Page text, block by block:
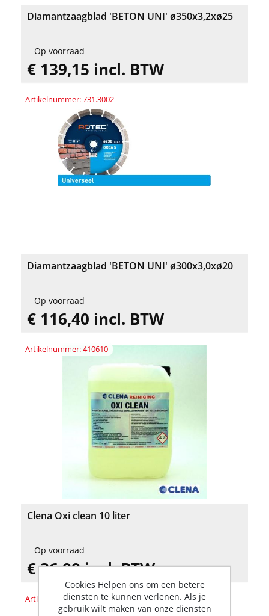
Diamantzaagblad 'BETON UNI' ø350x3,2xø25
Op voorraad
€ 139,15 incl. BTW
Artikelnummer: 731.3002
Diamantzaagblad 'BETON UNI' ø300x3,0xø20
Op voorraad
€ 116,40 incl. BTW
Artikelnummer: 410610
Clena Oxi clean 10 liter
Op voorraad
€ 36,00 incl. BTW
Artikelnummer: 410410
Cookies Helpen ons om een betere
diensten te kunnen verlenen. Als je
gebruik wilt maken van onze diensten